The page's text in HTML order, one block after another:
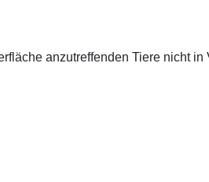
anzutreffenden Tiere nicht in